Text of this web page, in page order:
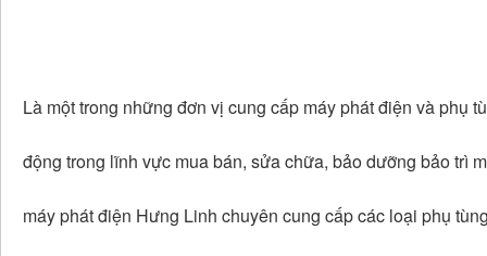
Là một trong những đơn vị cung cấp máy phát điện và phụ
động trong lĩnh vực mua bán, sửa chữa, bảo dưỡng bảo trì
máy phát điện Hưng Linh chuyên cung cấp các loại phụ